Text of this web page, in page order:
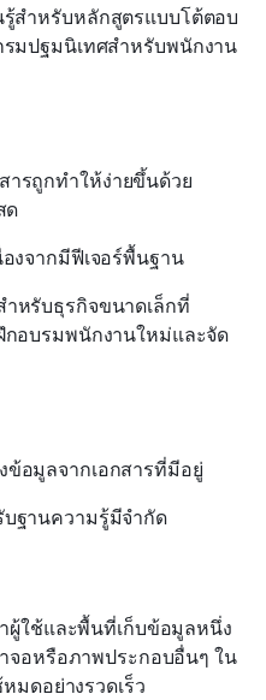
รู้สำหรับหลักสูตรแบบโต้ตอบ
มปฐมนิเทศสำหรับพนักงาน
ารถูกทำให้ง่ายขึ้นด้วย
ด
งจากมีฟีเจอร์พื้นฐาน
ำหรับธุรกิจขนาดเล็กที่
กอบรมพนักงานใหม่และจัด
ข้อมูลจากเอกสารที่มีอยู่
บฐานความรู้มีจำกัด
ใช้และพื้นที่เก็บข้อมูลหนึ่ง
อหรือภาพประกอบอื่นๆ ใน
มดอย่างรวดเร็ว